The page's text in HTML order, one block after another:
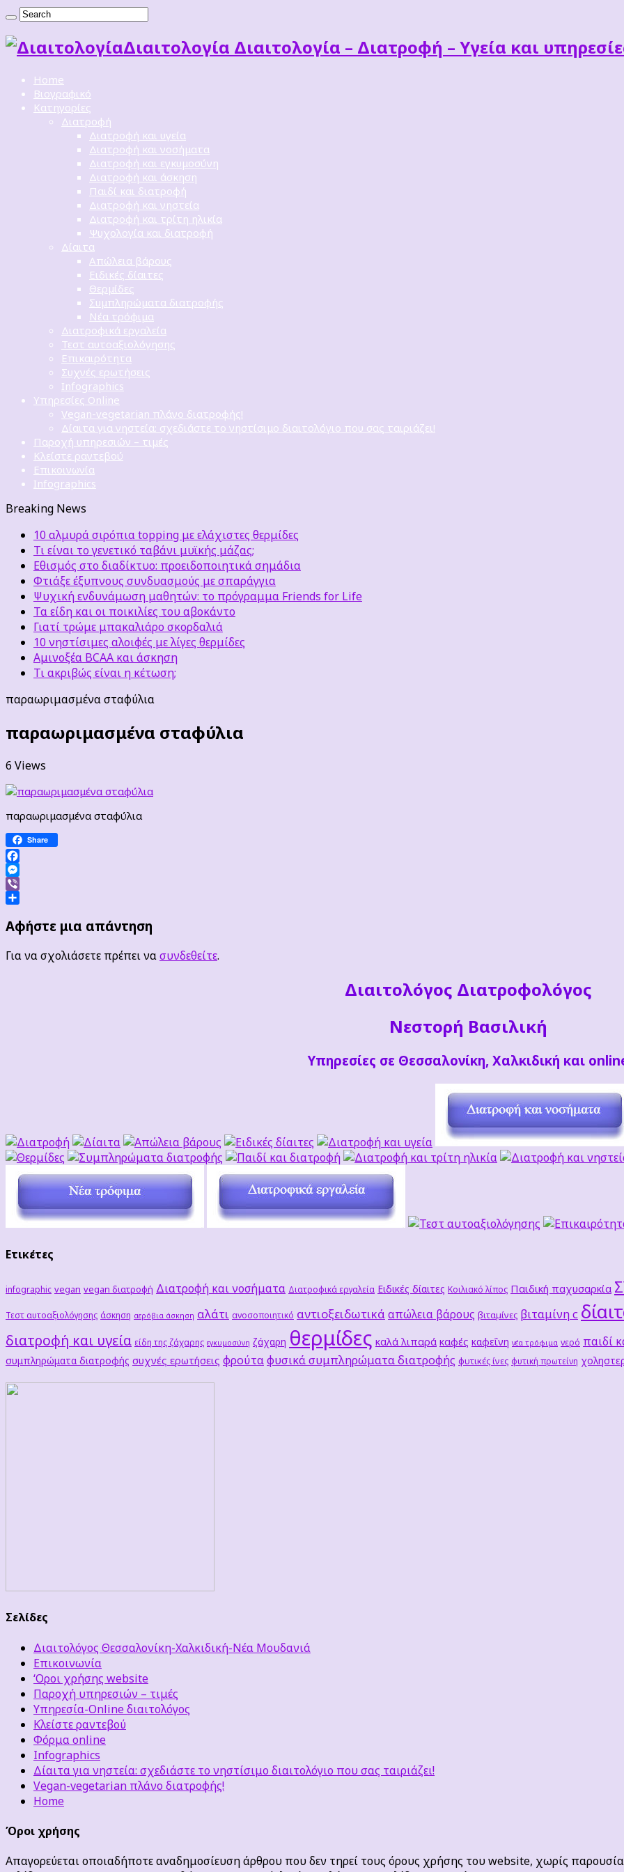
Διαιτoλογία Διαιτολογία – Διατροφή – Υγεία και
Home
Βιογραφικό
Κατηγορίες
Διατροφή
Διατροφή και υγεία
Διατροφή και νοσήματα
Διατροφή και εγκυμοσύνη
Διατροφή και άσκηση
Παιδί και διατροφή
Διατροφή και νηστεία
Διατροφή και τρίτη ηλικία
Ψυχολογία και διατροφή
Δίαιτα
Απώλεια βάρους
Ειδικές δίαιτες
Θερμίδες
Συμπληρώματα διατροφής
Νέα τρόφιμα
Διατροφικά εργαλεία
Τεστ αυτοαξιολόγησης
Επικαιρότητα
Συχνές ερωτήσεις
Infographics
Υπηρεσίες Online
Vegan-vegetarian πλάνο διατροφής!
Δίαιτα για νηστεία: σχεδιάστε το νηστίσιμο διαιτολόγιο που σας ταιριάζει!
Παροχή υπηρεσιών – τιμές
Κλείστε ραντεβού
Επικοινωνία
Infographics
Breaking News
10 αλμυρά σιρόπια topping με ελάχιστες θερμίδες
Τι είναι το γενετικό ταβάνι μυϊκής μάζας;
Εθισμός στο διαδίκτυο: προειδοποιητικά σημάδια
Φτιάξε έξυπνους συνδυασμούς με σπαράγγια
Ψυχική ενδυνάμωση μαθητών: το πρόγραμμα Friends for Life
Τα είδη και οι ποικιλίες του αβοκάντο
Γιατί τρώμε μπακαλιάρο σκορδαλιά
10 νηστίσιμες αλοιφές με λίγες θερμίδες
Αμινοξέα BCAA και άσκηση
Τι ακριβώς είναι η κέτωση;
παραωριμασμένα σταφύλια
παραωριμασμένα σταφύλια
6 Views
παραωριμασμένα σταφύλια
Share
Facebook
Messenger
Viber
Αφήστε μια απάντηση
Για να σχολιάσετε πρέπει νασυνδεθείτε.
Διαιτoλόγος Διατροφολόγος
Νεστορή Βασιλική
Υπηρεσίες σε Θεσσαλονίκη, Χαλκιδική και
Ετικέτες
infographic vegan vegan διατροφή Διατροφή και νοσήματα Διατροφικά εργαλεία Ειδικές δίαιτες Κοιλιακό λίπος Παιδική παχυσαρκία
Τεστ αυτοαξιολόγησης άσκηση αερόβια άσκηση αλάτι ανοσοποιητικό αντιοξειδωτικά απώλεια βάρους βιταμίνες βιταμίνη c
διατροφή και υγεία είδη της ζάχαρης εγκυμοσύνη ζάχαρη θερμίδες καλά λιπαρά καφές καφεΐνη νέα τρόφιμα νερό παιδί
συμπληρώματα διατροφής συχνές ερωτήσεις φρούταφυσικά συμπληρώματα διατροφής φυτικές ίνες φυτική πρωτείνη
Σελίδες
Διαιτολόγος Θεσσαλονίκη-Χαλκιδική-Νέα Μουδανιά
Επικοινωνία
‘Οροι χρήσης website
Παροχή υπηρεσιών – τιμές
Υπηρεσία-Online διαιτολόγος
Κλείστε ραντεβού
Φόρμα online
Infographics
Δίαιτα για νηστεία: σχεδιάστε το νηστίσιμο διαιτολόγιο που σας ταιριάζει!
Vegan-vegetarian πλάνο διατροφής!
Home
Όροι χρήσης
Απαγορεύεται οποιαδήποτε αναδημοσίευση άρθρου που δεν τηρεί τους όρους χρήσης του website, χωρίς